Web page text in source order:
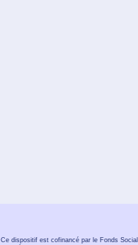
Ce dispositif est cofinancé par le Fonds Social